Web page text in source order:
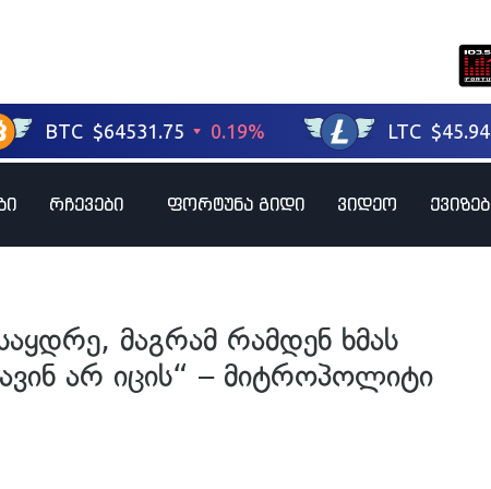
რჩევები ფორტუნა გიდი ვიდეო
მაგრამ რამდენ ხმას
არ იცის“ – მიტროპოლიტი